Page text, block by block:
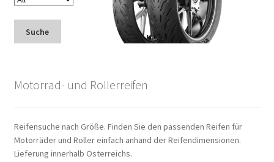
Suche
Motorrad- und Rollerreifen
Reifensuche nach Größe. Finden Sie den passenden Reifen für
Motorräder und Roller einfach anhand der Reifendimensionen.
Lieferung innerhalb Österreichs.